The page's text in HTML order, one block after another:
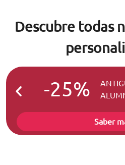
Descubre todas
-25%
Saber